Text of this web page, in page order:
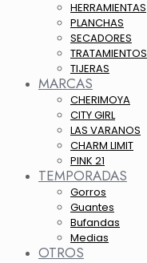
HERRAMIENTAS
PLANCHAS
SECADORES
TRATAMIENTOS
TIJERAS
MARCAS
CHERIMOYA
CITY GIRL
LAS VARANOS
CHARM LIMIT
PINK 21
TEMPORADAS
Gorros
Guantes
Bufandas
Medias
OTROS